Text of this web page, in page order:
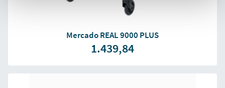
Mercado REAL 9000 PLUS
1.439,84